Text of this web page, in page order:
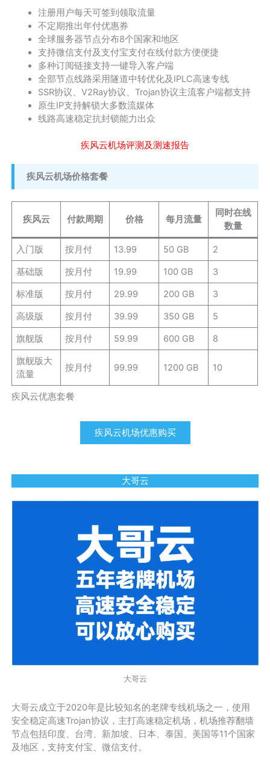
注册用户每天可签到领取流量
不定期推出年付优惠券
全球服务器节点分布8个国家和地区
支持微信支付及支付宝支付在线付款方便便捷
多种订阅链接支持一键导入客户端
全部节点线路采用隧道中转优化及IPLC高速专线
SSR协议、V2Ray协议、Trojan协议主流客户端都支持
原生IP支持解锁大多数流媒体
线路高速稳定抗封锁能力出众
疾风云机场评测及测速报告
疾风云机场价格套餐
疾风云 付款周期 价格 每月流量
同时在线
数量
入门版 按月付 13.99 50 GB 2
基础版 按月付 19.99 100 GB 3
标准版 按月付 29.99 200 GB 3
高级版 按月付 39.99 350 GB 5
旗舰版 按月付 59.99 600 GB 8
旗舰版大
流量
按月付 99.99 1200 GB 10
疾风云优惠套餐
疾风云机场优惠购买
大哥云
大哥云
大哥云成立于2020年是比较知名的老牌专线机场之一，使用
安全稳定高速Trojan协议，主打高速稳定机场，机场推荐翻墙
节点包括印度、台湾、新加坡、日本、泰国、美国等11个国家
及地区，支持支付宝、微信支付。